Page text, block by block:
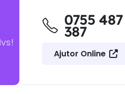
0755 487
387
Ajutor Online